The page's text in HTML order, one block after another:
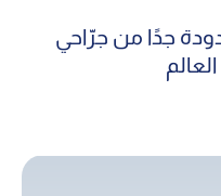
جدًا من جرّاحي